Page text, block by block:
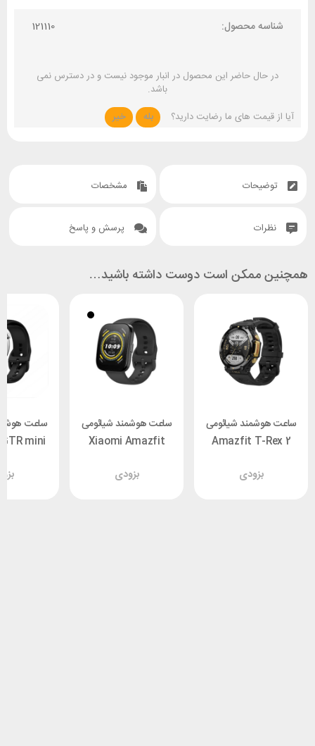
شناسه محصول: 121110
در حال حاضر این محصول در انبار موجود نیست و در دسترس نمی
باشد.
آیا از قیمت های ما رضایت دارید؟
بله خیر
توضیحات مشخصات
نظرات پرسش و پاسخ
همچنین ممکن است دوست داشته باشید…
ساعت هوشمند شیائومی
Amazfit T-Rex 2
بزودی
ساعت هوشمند شیائومی
Xiaomi Amazfit
بزودی
ساعت
mini